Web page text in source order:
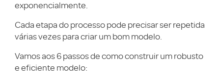
exponencialmente.
Cada etapa do processo pode precisar ser repetida
várias vezes para criar um bom modelo.
Vamos aos 6 passos de como construir um robusto
e eficiente modelo: